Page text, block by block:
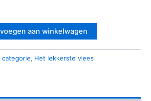
aan winkelwagen
categorie, Het lekkerste vlees